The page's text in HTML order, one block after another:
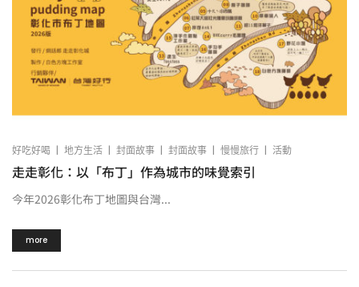
好吃好喝 | 地方生活 | 封面故事 | 封面故事 | 慢慢旅行 | 活動
走走彰化：以「布丁」作為城市的味覺索引
今年2026彰化布丁地圖與台灣...
more